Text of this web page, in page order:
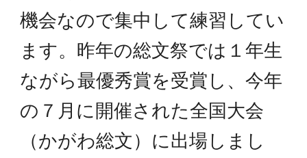
機会なので集中して練習してい
ます。昨年の総文祭では１年生
ながら最優秀賞を受賞し、今年
の７月に開催された全国大会
（かがわ総文）に出場しまし